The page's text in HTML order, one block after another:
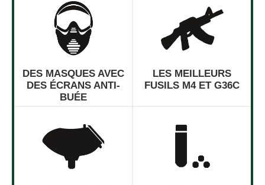
DES MASQUES AVEC
DES ÉCRANS ANTI-
BUÉE
LES MEILLEURS
FUSILS M4 ET G36C